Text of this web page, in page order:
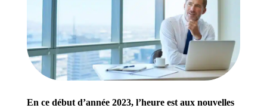
En ce début d’année 2023, l’heure est aux nouvelles